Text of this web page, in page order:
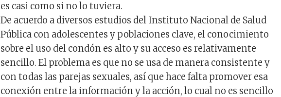
es casi como si no lo tuviera.
De acuerdo a diversos estudios del Instituto Nacional de Salud
Pública con adolescentes y poblaciones clave, el conocimiento
sobre el uso del condón es alto y su acceso es relativamente
sencillo. El problema es que no se usa de manera consistente y
con todas las parejas sexuales, así que hace falta promover esa
conexión entre la información y la acción, lo cual no es sencillo